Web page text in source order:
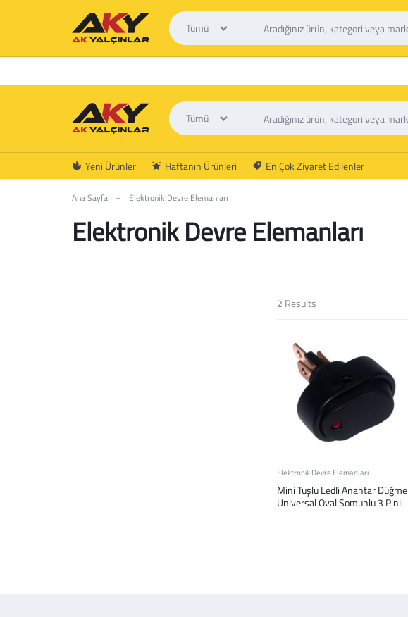
AK
YALÇINLAR
Tümü
Yeni Ürünler Haftanın Ürünleri En Çok Ziyaret Edilenler
Tümü
Ana Sayfa – Elektronik Devre Elemanları
Elektronik Devre Elemanları
2 Results
Elektronik Devre Elemanları
Mini Tuşlu Ledli Anahtar Düğme
Universal Oval Somunlu 3 Pinli